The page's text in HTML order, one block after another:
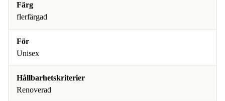
Färg
flerfärgad
För
Unisex
Hållbarhetskriterier
Renoverad